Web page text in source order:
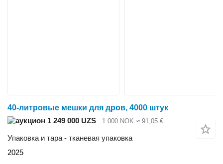
40-литровые мешки для дров, 4000 штук
1 249 000 UZS
1 000 NOK ≈ 91,05 €
Упаковка и тара - тканевая упаковка
2025